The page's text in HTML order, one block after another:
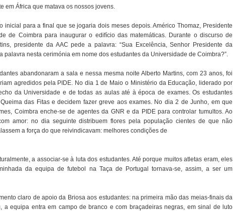
em África que matava os nossos jovens.
inicial para a final que se jogaria dois meses depois. Américo Thomaz, Presidente
de Coimbra para inaugurar o edifício das matemáticas. Durante o discurso de
presidente da AAC pede a palavra: “Sua Excelência, Senhor Presidente da
palavra nesta cerimónia em nome dos estudantes da Universidade de Coimbra?”.
abandonaram a sala e nessa mesma noite Alberto Martins, com 23 anos, foi
agredidos pela PIDE. No dia 1 de Maio o Ministério da Educação, liderado por
da Universidade e de todas as aulas até à época de exames. Os estudantes
das Fitas e decidem fazer greve aos exames. No dia 2 de Junho, em que
Coimbra enche-se de agentes da GNR e da PIDE para controlar tumultos. Ao
amor: no dia seguinte distribuem flores pela população cientes de que não
a força do que reivindicavam: melhores condições de
a associar-se à luta dos estudantes. Até porque muitos atletas eram, eles
da equipa de futebol na Taça de Portugal tornava-se, assim, a ser um
claro de apoio da Briosa aos estudantes: na primeira mão das meias-finais da
a equipa entra em campo de branco e com braçadeiras negras, em sinal de luto